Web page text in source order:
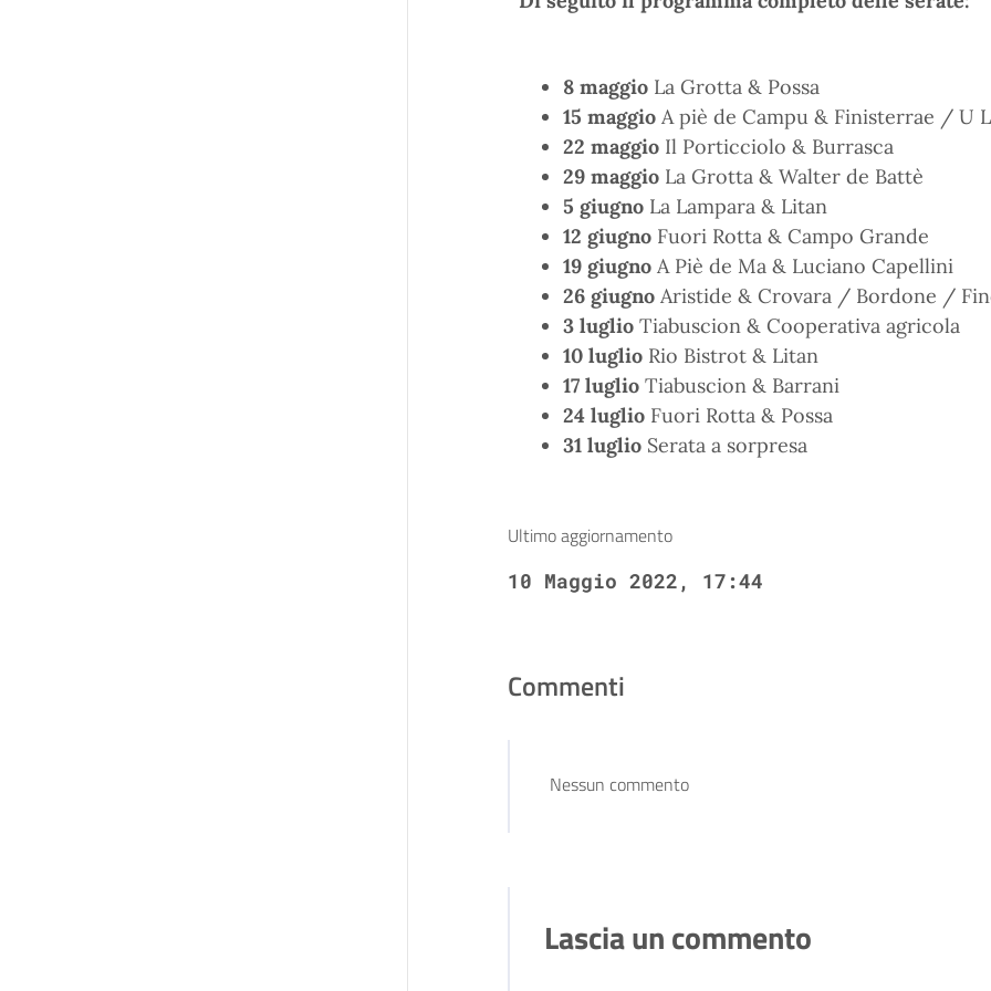
8 maggioLa Grotta & Possa
15 maggioA piè de Campu & Finisterrae / U
22 maggioIl Porticciolo & Burrasca
29 maggioLa Grotta & Walter de Battè
5 giugnoLa Lampara & Litan
12 giugnoFuori Rotta & Campo Grande
19 giugnoA Piè de Ma & Luciano Capellini
26 giugnoAristide & Crovara / Bordone /
3 luglioTiabuscion & Cooperativa agricola
10 luglioRio Bistrot & Litan
17 luglioTiabuscion & Barrani
24 luglioFuori Rotta & Possa
31 luglioSerata a sorpresa
Ultimo aggiornamento
10 Maggio 2022, 17:44
Commenti
Nessun commento
Lascia un commento